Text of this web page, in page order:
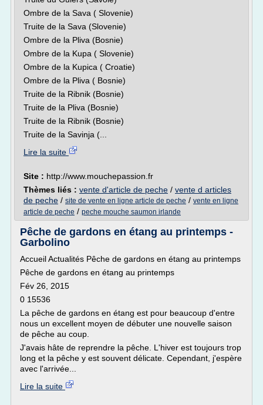
Ombre de la Sava ( Slovenie)
Truite de la Sava (Slovenie)
Ombre de la Pliva (Bosnie)
Ombre de la Kupa ( Slovenie)
Ombre de la Kupica ( Croatie)
Ombre de la Pliva ( Bosnie)
Truite de la Ribnik (Bosnie)
Truite de la Pliva (Bosnie)
Truite de la Ribnik (Bosnie)
Truite de la Savinja (...
Lire la suite
Site : http://www.mouchepassion.fr
Thèmes liés : vente d'article de peche / vente d articles
de peche / site de vente en ligne article de peche / vente en ligne
article de peche / peche mouche saumon irlande
Pêche de gardons en étang au printemps -
Garbolino
Accueil Actualités Pêche de gardons en étang au printemps
Pêche de gardons en étang au printemps
Fév 26, 2015
0 15536
La pêche de gardons en étang est pour beaucoup d'entre
nous un excellent moyen de débuter une nouvelle saison
de pêche au coup.
J'avais hâte de reprendre la pêche. L'hiver est toujours trop
long et la pêche y est souvent délicate. Cependant, j'espère
avec l'arrivée...
Lire la suite